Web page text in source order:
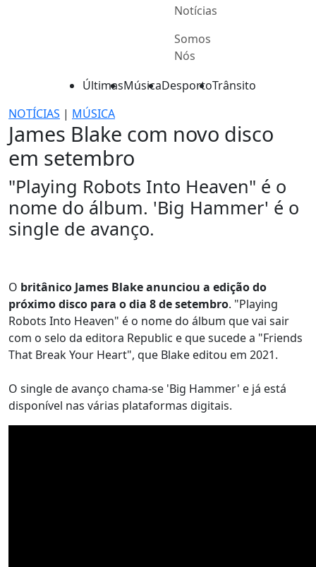
Notícias
Somos
Nós
ÚltimasMúsicaDesportoTrânsito
NOTÍCIAS | MÚSICA
James Blake com novo disco
em setembro
"Playing Robots Into Heaven" é o
nome do álbum. 'Big Hammer' é o
single de avanço.
O britânico James Blake anunciou a edição do
próximo disco para o dia 8 de setembro. "Playing
Robots Into Heaven" é o nome do álbum que vai sair
com o selo da editora Republic e que sucede a "Friends
That Break Your Heart", que Blake editou em 2021.
O single de avanço chama-se 'Big Hammer' e já está
disponível nas várias plataformas digitais.